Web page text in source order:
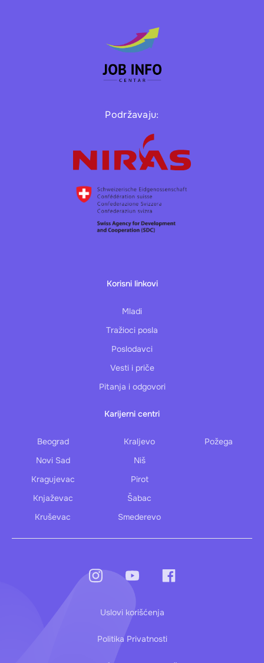
Podržavaju:
Korisni linkovi
Mladi
Tražioci posla
Poslodavci
Vesti i priče
Pitanja i odgovori
Karijerni centri
Beograd
Novi Sad
Kragujevac
Knjaževac
Kruševac
Kraljevo
Niš
Pirot
Šabac
Smederevo
Požega
Uslovi korišćenja
Politika Privatnosti